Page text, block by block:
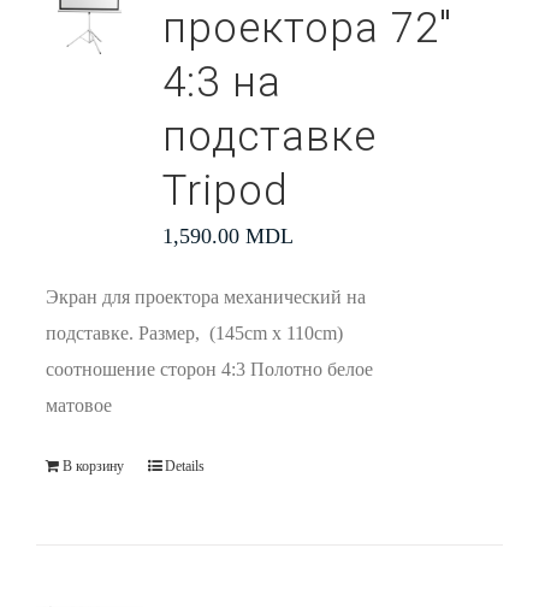
проектора 72″
4:3 на
подставке
Tripod
1,590.00 MDL
Экран для проектора механический на
подставке. Размер, (145cm x 110cm)
соотношение сторон 4:3 Полотно белое
матовое
В корзину Details